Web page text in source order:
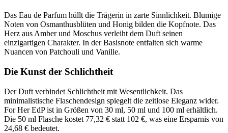
Das Eau de Parfum hüllt die Trägerin in zarte Sinnlichkeit. Blumige
Noten von Osmanthusblüten und Honig bilden die Kopfnote. Das
Herz aus Amber und Moschus verleiht dem Duft seinen
einzigartigen Charakter. In der Basisnote entfalten sich warme
Nuancen von Patchouli und Vanille.
Die Kunst der Schlichtheit
Der Duft verbindet Schlichtheit mit Wesentlichkeit. Das
minimalistische Flaschendesign spiegelt die zeitlose Eleganz wider.
For Her EdP ist in Größen von 30 ml, 50 ml und 100 ml erhältlich.
Die 50 ml Flasche kostet 77,32 € statt 102 €, was eine Ersparnis von
24,68 € bedeutet.